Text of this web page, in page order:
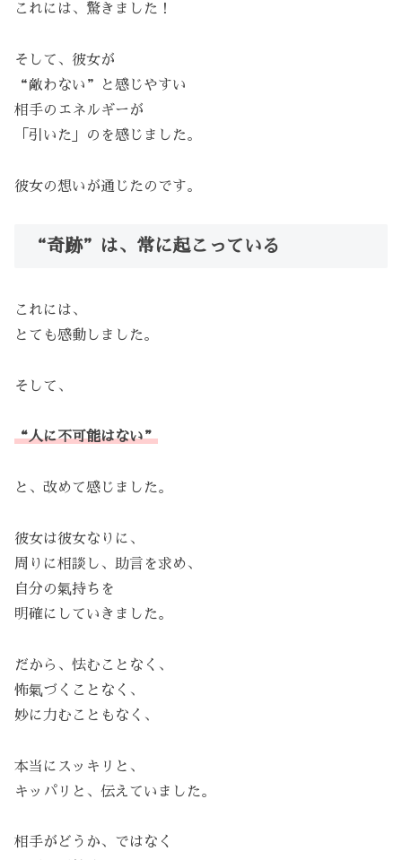
これには、驚きました！
そして、彼女が
“敵わない”と感じやすい
相手のエネルギーが
「引いた」のを感じました。
彼女の想いが通じたのです。
“奇跡”は、常に起こっている
これには、
とても感動しました。
そして、
“人に不可能はない”
と、改めて感じました。
彼女は彼女なりに、
周りに相談し、助言を求め、
自分の氣持ちを
明確にしていきました。
だから、怯むことなく、
怖氣づくことなく、
妙に力むこともなく、
本当にスッキリと、
キッパリと、伝えていました。
相手がどうか、ではなく